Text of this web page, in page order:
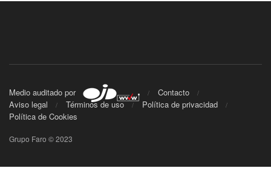
Medio auditado por
Contacto
Aviso legal
Términos de uso
Política de privacidad
Política de Cookies
Grupo Faro © 2023